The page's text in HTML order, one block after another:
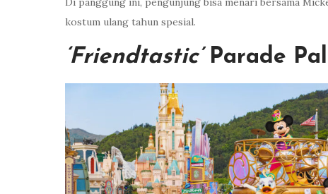
kostum ulang tahun spesial.
‘Friendtastic’ Parade